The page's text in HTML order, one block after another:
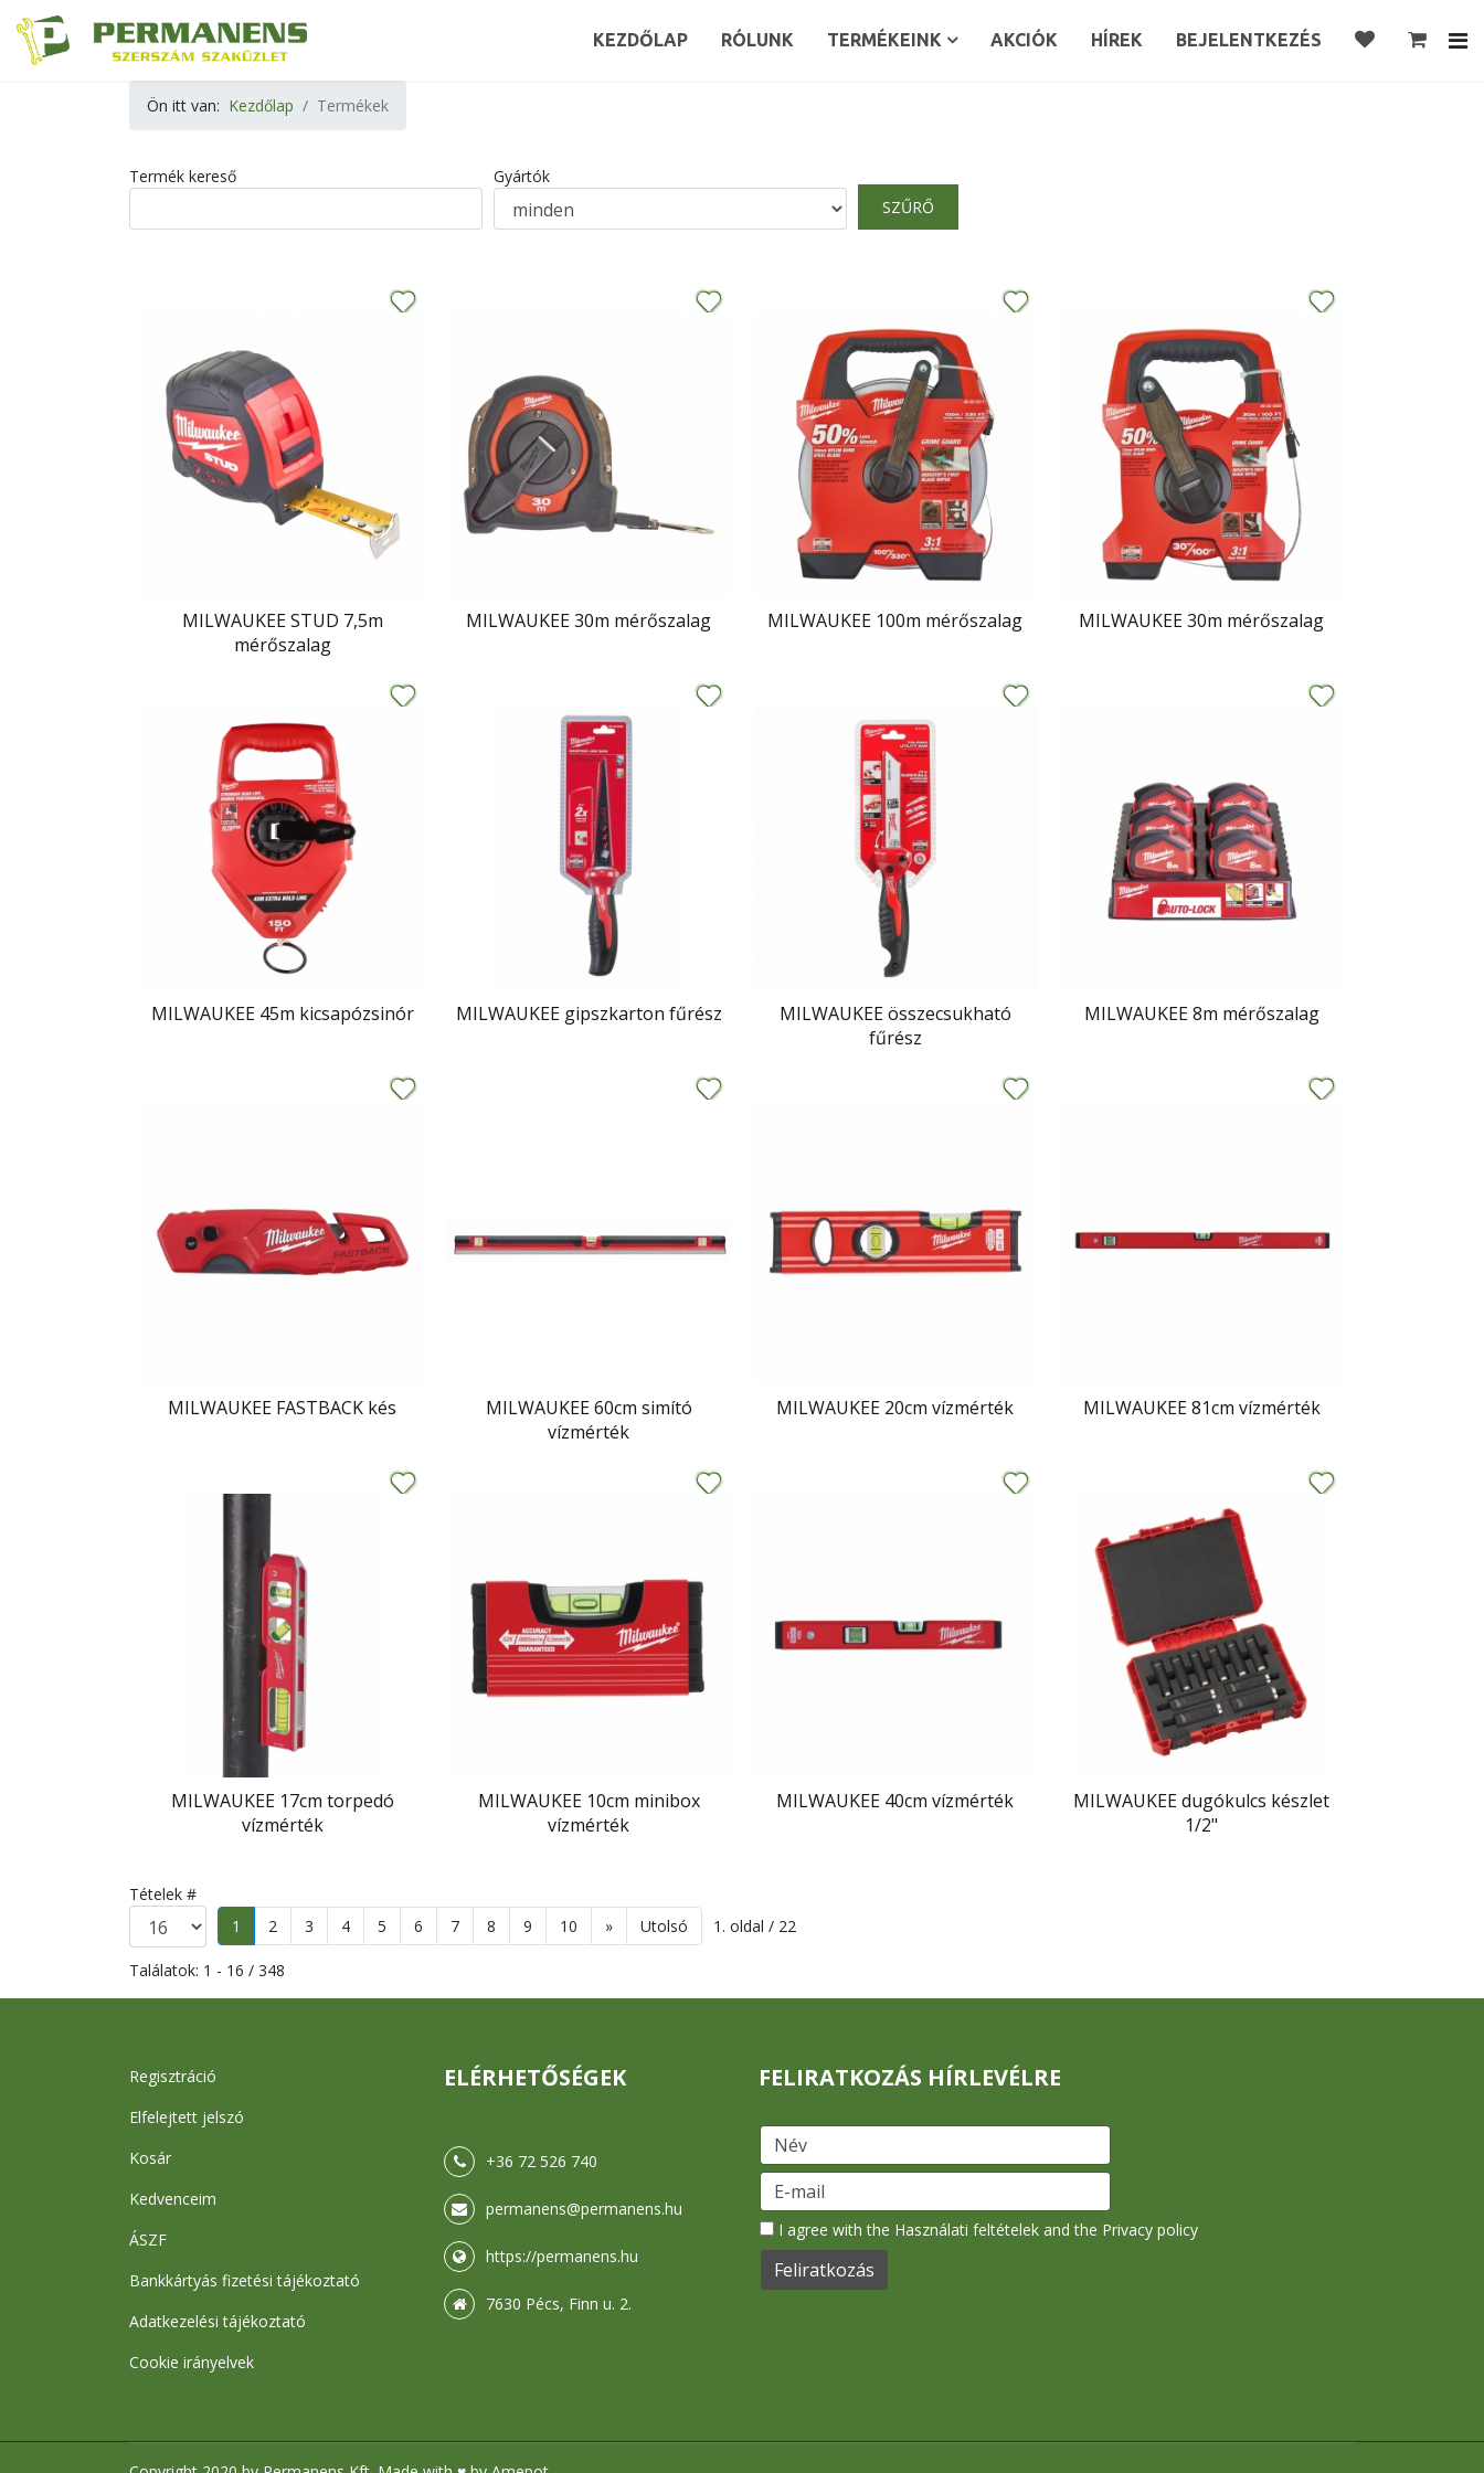
KEZDŐLAP RÓLUNK TERMÉKEINK AKCIÓK HÍREK BEJELENTKEZÉS
Ön itt van: Kezdőlap Termékek
Termék kereső Gyártók
MILWAUKEE STUD 7,5m
mérőszalag
MILWAUKEE 30m mérőszalag MILWAUKEE 100m mérőszalag MILWAUKEE 30m mérőszalag
MILWAUKEE 45m kicsapózsinór MILWAUKEE gipszkarton fűrész
MILWAUKEE összecsukható
fűrész
MILWAUKEE 8m mérőszalag
MILWAUKEE FASTBACK kés
MILWAUKEE 60cm simító
vízmérték
MILWAUKEE 20cm vízmérték MILWAUKEE 81cm vízmérték
MILWAUKEE 17cm torpedó
vízmérték
MILWAUKEE 10cm minibox
vízmérték
MILWAUKEE 40cm vízmérték
MILWAUKEE dugókulcs készlet
1/2"
Tételek #
1
2 3 4 5 6 7 8 9 10 » Utolsó 1. oldal / 22
Találatok: 1 - 16 / 348
Regisztráció
Elfelejtett jelszó
Kosár
Kedvenceim
ÁSZF
Bankkártyás fizetési tájékoztató
Adatkezelési tájékoztató
Cookie irányelvek
ELÉRHETŐSÉGEK
+36 72 526 740
permanens@permanens.hu
https://permanens.hu
7630 Pécs, Finn u. 2.
FELIRATKOZÁS HÍRLEVÉLRE
I agree with the Használati feltételek and the Privacy policy